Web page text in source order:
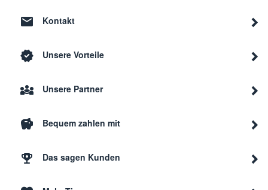
Kontakt
Unsere Vorteile
Unsere Partner
Bequem zahlen mit
Das sagen Kunden